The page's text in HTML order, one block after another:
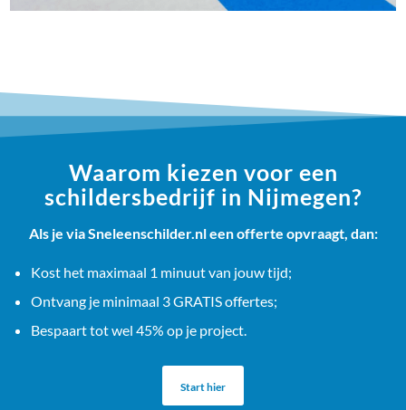
Waarom kiezen voor een
schildersbedrijf in Nijmegen?
Als je via Sneleenschilder.nl een offerte opvraagt, dan:
Kost het maximaal 1 minuut van jouw tijd;
Ontvang je minimaal 3 GRATIS offertes;
Bespaart tot wel 45% op je project.
Start hier